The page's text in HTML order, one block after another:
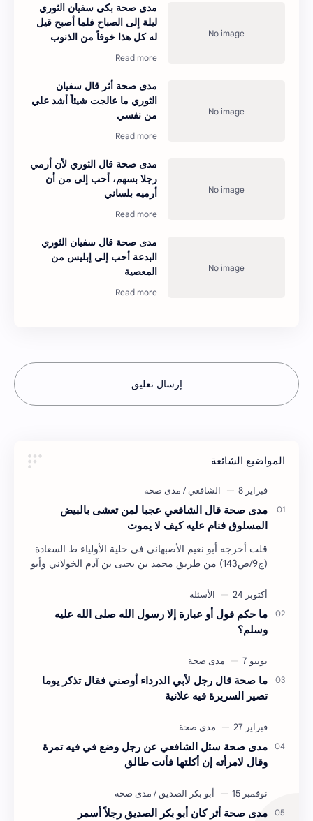
مدى صحة بكى سفيان الثوري
ليلة إلى الصباح فلما أصبح قيل
له كل هذا خوفاً من الذنوب
مدى صحة أثر قال سفيان
الثوري ما عالجت شيئاً أشد علي
من نفسي
مدى صحة قال الثوري لأن أرمي
رجلا بسهم، أحب إلى من أن
أرميه بلساني
مدى صحة قال سفيان الثوري
البدعة أحب إلى إبليس من
المعصية
إرسال تعليق
المواضيع الشائعة
مدى صحة قال الشافعي عجبا لمن تعشى بالبيض
المسلوق فنام عليه كيف لا يموت
قلت أخرجه أبو نعيم الأصبهاني في حلية الأولياء ط السعادة
(ج9/ص143) من طريق محمد بن يحيى بن آدم الخولاني وأبو
ما حكم قول أو عبارة إلا رسول الله صلى الله عليه
وسلم؟
ما صحة قال رجل لأبي الدرداء أوصني فقال تذكر يوما
تصير السريرة فيه علانية
مدى صحة سئل الشافعي عن رجل وضع في فيه تمرة
وقال لامرأته إن أكلتها فأنت طالق
مدى صحة أثر كان أبو بكر الصديق رجلاً أسمر